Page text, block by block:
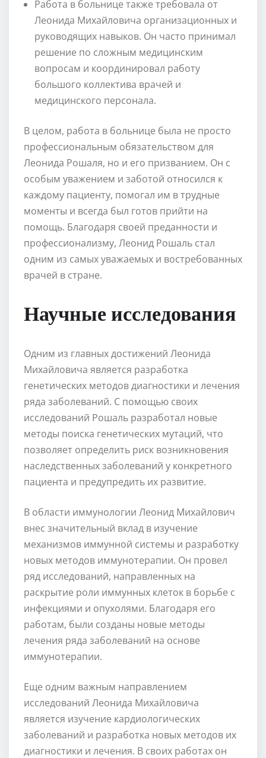
Работа в больнице также требовала от
Леонида Михайловича организационных и
руководящих навыков. Он часто принимал
решение по сложным медицинским
вопросам и координировал работу
большого коллектива врачей и
медицинского персонала.
В целом, работа в больнице была не просто
профессиональным обязательством для
Леонида Рошаля, но и его призванием. Он с
особым уважением и заботой относился к
каждому пациенту, помогал им в трудные
моменты и всегда был готов прийти на
помощь. Благодаря своей преданности и
профессионализму, Леонид Рошаль стал
одним из самых уважаемых и востребованных
врачей в стране.
Научные исследования
Одним из главных достижений Леонида
Михайловича является разработка
генетических методов диагностики и лечения
ряда заболеваний. С помощью своих
исследований Рошаль разработал новые
методы поиска генетических мутаций, что
позволяет определить риск возникновения
наследственных заболеваний у конкретного
пациента и предупредить их развитие.
В области иммунологии Леонид Михайлович
внес значительный вклад в изучение
механизмов иммунной системы и разработку
новых методов иммунотерапии. Он провел
ряд исследований, направленных на
раскрытие роли иммунных клеток в борьбе с
инфекциями и опухолями. Благодаря его
работам, были созданы новые методы
лечения ряда заболеваний на основе
иммунотерапии.
Еще одним важным направлением
исследований Леонида Михайловича
является изучение кардиологических
заболеваний и разработка новых методов их
диагностики и лечения. В своих работах он